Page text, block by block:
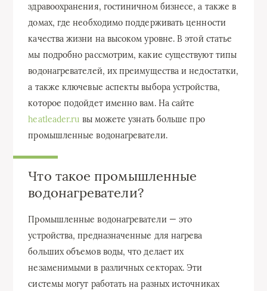
здравоохранения, гостиничном бизнесе, а также в
домах, где необходимо поддерживать ценности
качества жизни на высоком уровне. В этой статье
мы подробно рассмотрим, какие существуют типы
водонагревателей, их преимущества и недостатки,
а также ключевые аспекты выбора устройства,
которое подойдет именно вам. На сайте
heatleader.ru вы можете узнать больше про
промышленные водонагреватели.
Что такое промышленные
водонагреватели?
Промышленные водонагреватели — это
устройства, предназначенные для нагрева
больших объемов воды, что делает их
незаменимыми в различных секторах. Эти
системы могут работать на разных источниках